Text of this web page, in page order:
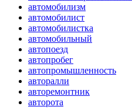
автомобилизм
автомобилист
автомобилистка
автомобильный
автопоезд
автопробег
автопромышленность
авторалли
авторемонтник
авторота